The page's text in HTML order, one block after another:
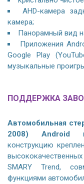
AHD-камера
камера;
Панорамный вид
Приложения
Google Play
музыкальные
ПОДДЕРЖКА
Автомобильная
2008) Android
конструкцию
SMARY Trend,
функциями